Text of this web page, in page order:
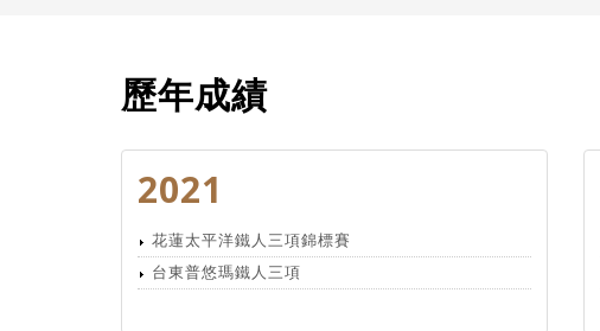
歷年成績
2021
花蓮太平洋鐵人三項錦標賽
台東普悠瑪鐵人三項